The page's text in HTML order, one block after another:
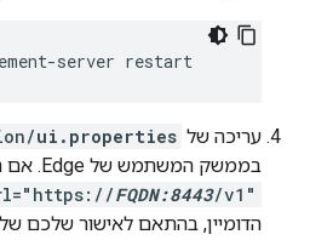
server restart
עריכה של ui.properties
בממשק המשתמש של Edge. אם הקובץ לא קיים, יוצרים אותו:
FQDN:8443/v1"
הדומיין, בהתאם לאישור שלכם